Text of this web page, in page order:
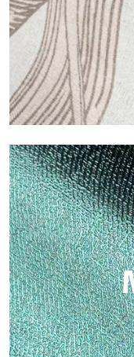
ECO
Eco de Tecnografica
celulosa: soporte
alta calidad.